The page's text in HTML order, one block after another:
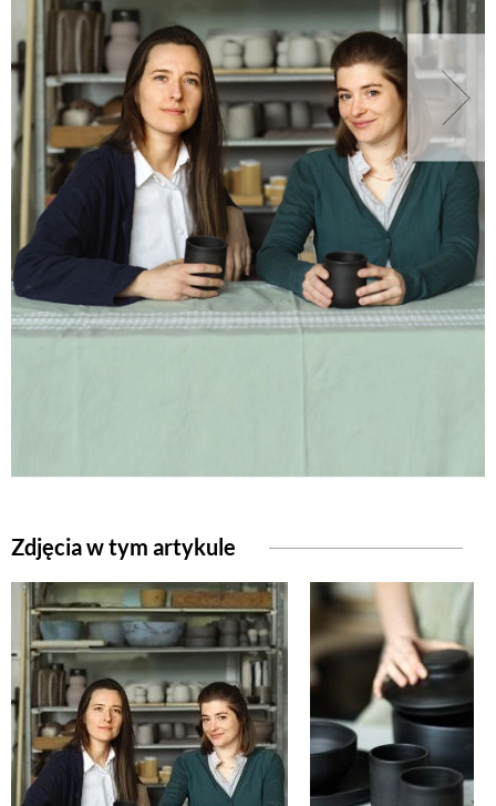
Zdjęcia w tym artykule
URODA
NATURALNA APTECZKA
DLA DOMU
EKO ŻYCIE
PRZYRODA
ZWIERZĘTA W NATURZE
GRZYBY
KRAJOBRAZ
RĘKODZIEŁO
RZEMIOSŁO